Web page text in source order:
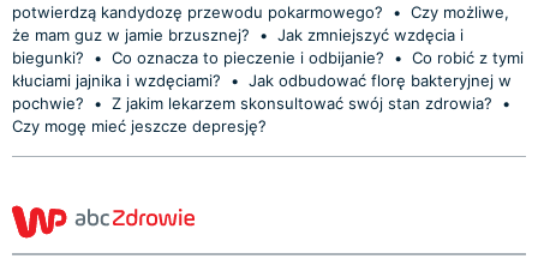
potwierdzą kandydozę przewodu pokarmowego?
• Czy możliwe,
że mam guz w jamie brzusznej?
• Jak zmniejszyć wzdęcia i
biegunki?
• Co oznacza to pieczenie i odbijanie? • Co robić z tymi
kłuciami jajnika i wzdęciami?
• Jak odbudować florę bakteryjnej w
pochwie?
• Z jakim lekarzem skonsultować swój stan zdrowia?
•
Czy mogę mieć jeszcze depresję?